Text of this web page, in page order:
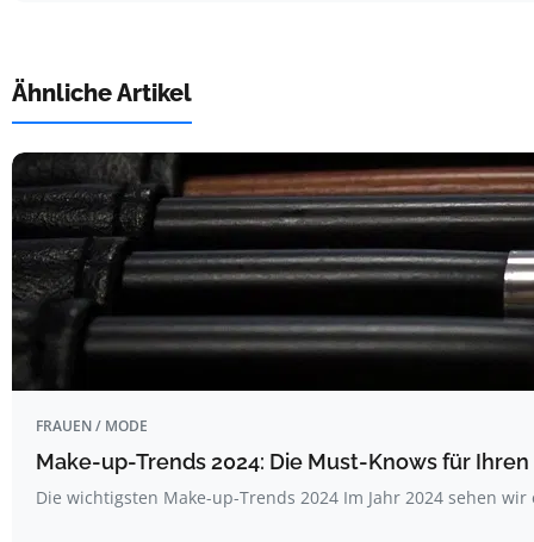
Ähnliche Artikel
FRAUEN / MODE
Make-up-Trends 2024: Die Must-Knows für
Die wichtigsten Make-up-Trends 2024 Im Jahr 2024 sehen